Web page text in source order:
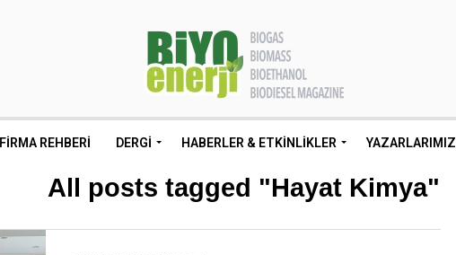
FIRMA REHBERI DERGI HABERLER & ETKINLIKLER YAZARLARIMIZ
All posts tagged "Hayat Kimya"